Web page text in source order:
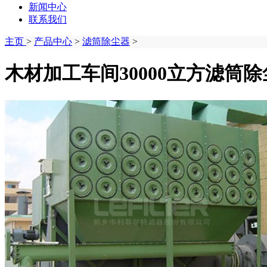
新闻中心
联系我们
主页 > 产品中心 > 滤筒除尘器 >
木材加工车间30000立方滤筒